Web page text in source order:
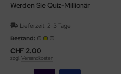
Werden Sie Quiz-Millionär
Lieferzeit: 2-3 Tage
Bestand:
CHF 2.00
zzgl. Versandkosten